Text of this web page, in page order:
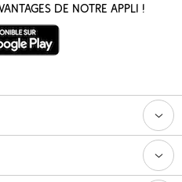
de notre appli !